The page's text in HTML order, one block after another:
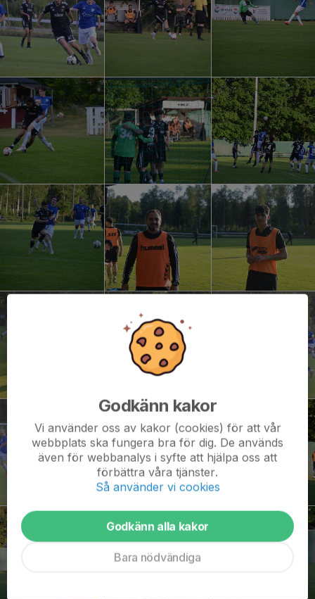
Godkänn kakor
Vi använder oss av kakor (cookies) för att vår
webbplats ska fungera bra för dig. De används
även för webbanalys i syfte att hjälpa oss att
förbättra våra tjänster.
Så använder vi cookies
Godkänn alla kakor
Bara nödvändiga